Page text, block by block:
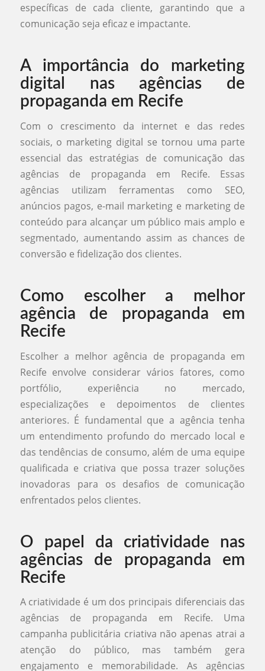
específicas de cada cliente, garantindo que a
comunicação seja eficaz e impactante.
A importância do marketing
digital nas agências de
propaganda em Recife
Com o crescimento da internet e das redes
sociais, o marketing digital se tornou uma parte
essencial das estratégias de comunicação das
agências de propaganda em Recife. Essas
agências utilizam ferramentas como SEO,
anúncios pagos, e-mail marketing e marketing de
conteúdo para alcançar um público mais amplo e
segmentado, aumentando assim as chances de
conversão e fidelização dos clientes.
Como escolher a melhor
agência de propaganda em
Recife
Escolher a melhor agência de propaganda em
Recife envolve considerar vários fatores, como
portfólio, experiência no mercado,
especializações e depoimentos de clientes
anteriores. É fundamental que a agência tenha
um entendimento profundo do mercado local e
das tendências de consumo, além de uma equipe
qualificada e criativa que possa trazer soluções
inovadoras para os desafios de comunicação
enfrentados pelos clientes.
O papel da criatividade nas
agências de propaganda em
Recife
A criatividade é um dos principais diferenciais das
agências de propaganda em Recife. Uma
campanha publicitária criativa não apenas atrai a
atenção do público, mas também gera
engajamento e memorabilidade. As agências